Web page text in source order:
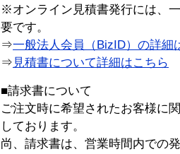
※オンライン見積書発行には、
要です。
⇒一般法人会員（BizID）の詳細
⇒ 見積書について詳細はこちら
■請求書について
ご注文時に希望されたお客様に
しております。
尚、請求書は、営業時間内での